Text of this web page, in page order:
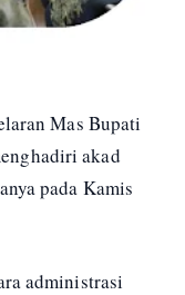
Mas Bupati
akad
pada Kamis
administrasi